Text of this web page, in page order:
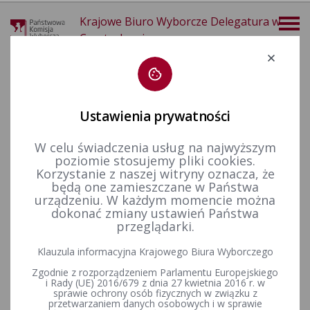
Krajowe Biuro Wyborcze Delegatura w
Częstochowie
Okręgi wyborcze i obwody głosowania
Postanowienia Komisarzy Wyborczych w Częstochowie o
wyborczych z dnia 29.06.2026 r.
Ustawienia prywatności
W celu świadczenia usług na najwyższym
poziomie stosujemy pliki cookies.
Korzystanie z naszej witryny oznacza, że
będą one zamieszczane w Państwa
urządzeniu. W każdym momencie można
dokonać zmiany ustawień Państwa
przeglądarki.
Klauzula informacyjna Krajowego Biura Wyborczego
Zgodnie z rozporządzeniem Parlamentu Europejskiego
i Rady (UE) 2016/679 z dnia 27 kwietnia 2016 r. w
sprawie ochrony osób fizycznych w związku z
przetwarzaniem danych osobowych i w sprawie